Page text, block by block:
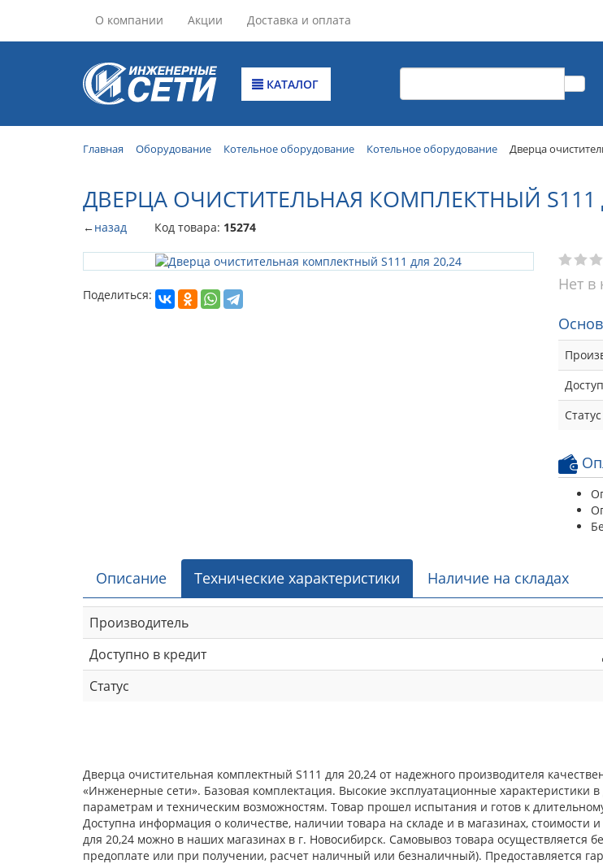
О компании Акции Доставка и оплата
КАТАЛОГ
Главная Оборудование Котельное оборудование Котельное оборудование Дверца
ДВЕРЦА ОЧИСТИТЕЛЬНАЯ КОМПЛЕКТНЫЙ S111
←назад Код товара: 15274
Поделиться:
Нет в
Статус
Описание Технические характеристики Наличие на складах
Производитель
Доступно в кредит
Статус
Дверца очистительная комплектный S111 для 20,24 от надежного производителя
«Инженерные сети». Базовая комплектация. Высокие эксплуатационные характеристики
параметрам и техническим возможностям. Товар прошел испытания и готов к
Доступна информация о количестве, наличии товара на складе и в магазинах,
для 20,24 можно в наших магазинах в г. Новосибирск. Самовывоз товара
предоплате или при получении, расчет наличный или безналичный). Предоставляется